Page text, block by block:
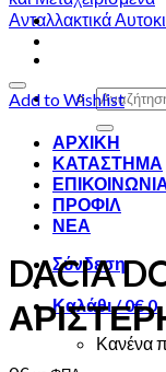
ΑΡΧΙΚΗ
ΚΑΤΑΣΤΗΜΑ
ΠΡΟΦΙΛ
ΝΕΑ
Σύνδεση
Καλάθι /0€0
Κανένα
Add to Wishlist
DACIA